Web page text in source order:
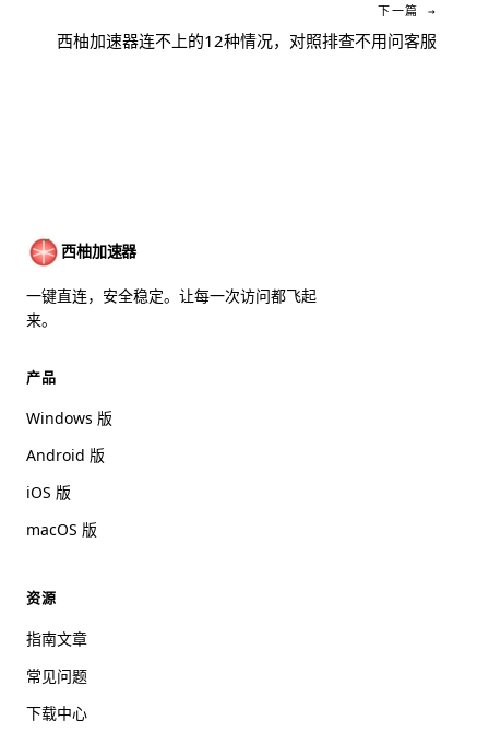
下一篇 →
西柚加速器连不上的12种情况，对照排查不用问客服
西柚加速器
一键直连，安全稳定。让每一次访问都飞起
来。
产品
Windows 版
Android 版
iOS 版
macOS 版
资源
指南文章
常见问题
下载中心